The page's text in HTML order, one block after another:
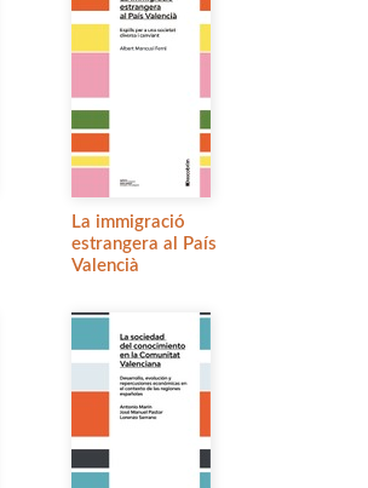
La immigració
estrangera al País
Valencià